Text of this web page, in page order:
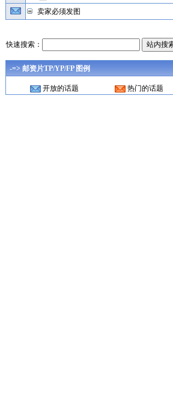
卖家必须发图
快速搜索：
-=> 邮资片TP/YP/FP 图例
开放的话题 热门的话题